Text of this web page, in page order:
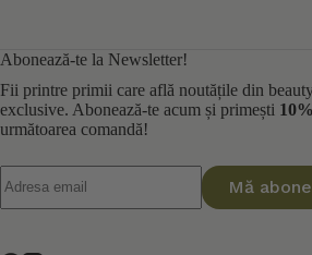
Abonează-te la Newsletter!
Fii printre primii care află noutățile din
exclusive. Abonează-te acum și primești
următoarea comandă!
Mă